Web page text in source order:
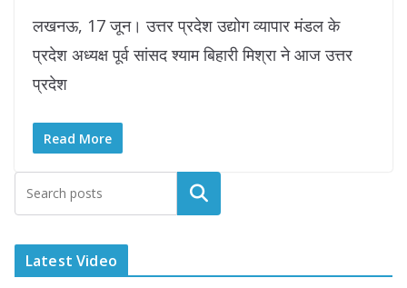
लखनऊ, 17 जून। उत्तर प्रदेश उद्योग व्यापार मंडल के
प्रदेश अध्यक्ष पूर्व सांसद श्याम बिहारी मिश्रा ने आज उत्तर
प्रदेश
Read More
Latest Video